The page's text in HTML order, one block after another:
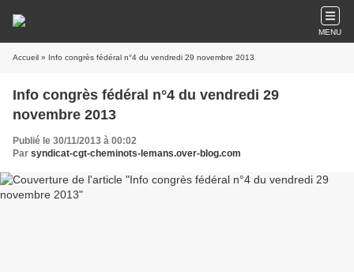
MENU
Accueil » Info congrès fédéral n°4 du vendredi 29 novembre 2013
Info congrès fédéral n°4 du vendredi 29
novembre 2013
Publié le 30/11/2013 à 00:02
Par syndicat-cgt-cheminots-lemans.over-blog.com